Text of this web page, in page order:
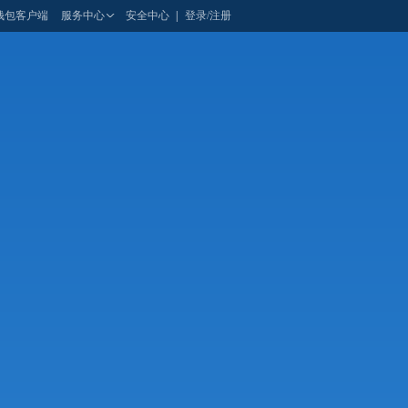
包客户端 服务中心 安全中心 登录/注册